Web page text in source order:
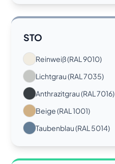
STO
Reinweiß (RAL 9010)
Lichtgrau (RAL 7035)
Anthrazitgrau (RAL 7016)
Beige (RAL 1001)
Taubenblau (RAL 5014)